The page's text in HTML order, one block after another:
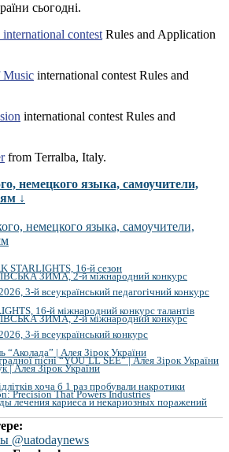
сьогодні.
contest Rules and Application
Music international contest Rules and
international contest Rules and
from Terralba, Italy.
немецкого языка, самоучители,
↓
STARLIGHTS, 16-й сезон
ЗИМА, 2-й міжнародний конкурс
3-й всеукраїнський педагогічний конкурс
16-й міжнародний конкурс талантів
ЗИМА, 2-й міжнародний конкурс
3-й всеукраїнський конкурс
“Аколада” | Алея Зірок України
пісні “YOU`LL SEE” | Алея Зірок України
| Алея Зірок України
хоча б 1 раз пробували накротики
Precision That Powers Industries
лечения кариеса и некариозных поражений
@uatodaynews